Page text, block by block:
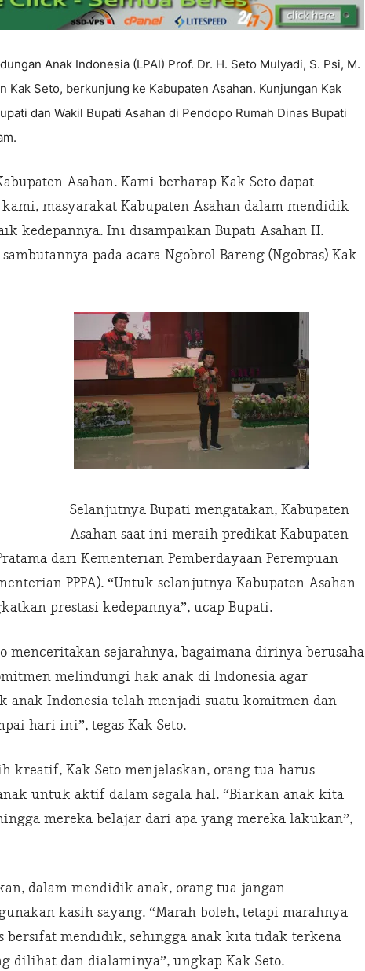
Anak Indonesia (LPAI) Prof. Dr. H. Seto Mulyadi, S. Psi, M.
Kak Seto, berkunjung ke Kabupaten Asahan. Kunjungan Kak
dan Wakil Bupati Asahan di Pendopo Rumah Dinas Bupati
Asahan. Kami berharap Kak Seto dapat
masyarakat Kabupaten Asahan dalam mendidik
kedepannya. Ini disampaikan Bupati Asahan H.
pada acara Ngobrol Bareng (Ngobras) Kak
Selanjutnya Bupati mengatakan, Kabupaten
Asahan saat ini meraih predikat Kabupaten
dari Kementerian Pemberdayaan Perempuan
PPPA). “Untuk selanjutnya Kabupaten Asahan
prestasi kedepannya”, ucap Bupati.
menceritakan sejarahnya, bagaimana dirinya berusaha
melindungi hak anak di Indonesia agar
Indonesia telah menjadi suatu komitmen dan
hari ini”, tegas Kak Seto.
kreatif, Kak Seto menjelaskan, orang tua harus
untuk aktif dalam segala hal. “Biarkan anak kita
mereka belajar dari apa yang mereka lakukan”,
dalam mendidik anak, orang tua jangan
kasih sayang. “Marah boleh, tetapi marahnya
bersifat mendidik, sehingga anak kita tidak terkena
dilihat dan dialaminya”, ungkap Kak Seto.